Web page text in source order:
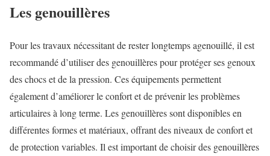
Les genouillères
Pour les travaux nécessitant de rester longtemps agenouillé, il est
recommandé d’utiliser des genouillères pour protéger ses genoux
des chocs et de la pression. Ces équipements permettent
également d’améliorer le confort et de prévenir les problèmes
articulaires à long terme. Les genouillères sont disponibles en
différentes formes et matériaux, offrant des niveaux de confort et
de protection variables. Il est important de choisir des genouillères